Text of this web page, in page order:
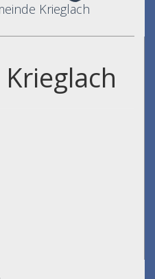
Krieglach